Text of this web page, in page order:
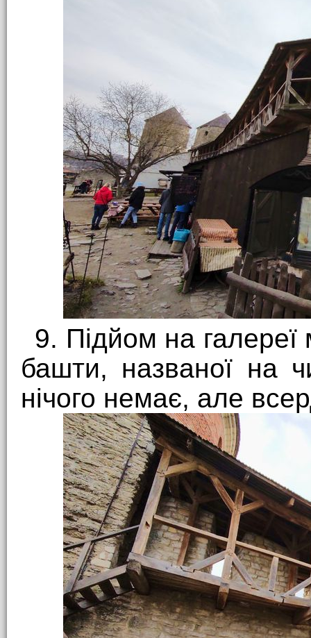
9. Підйом на
башти, названої на
нічого немає, але